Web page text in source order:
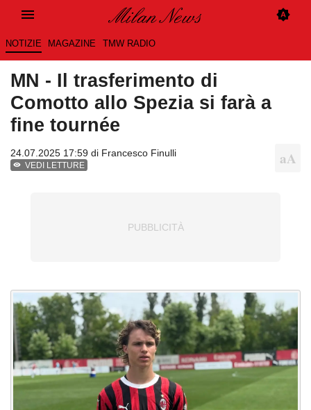
NOTIZIE MAGAZINE TMW RADIO
MN - Il trasferimento di
Comotto allo Spezia si farà a
fine tournée
24.07.2025 17:59 di Francesco Finulli
VEDI LETTURE